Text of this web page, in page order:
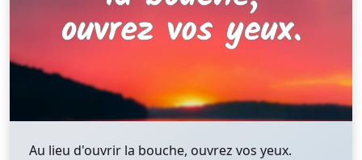
Au lieu d'ouvrir la bouche, ouvrez vos yeux.